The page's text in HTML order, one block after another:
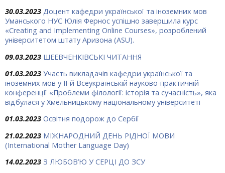
30.03.2023 Доцент кафедри української та іноземних мов
Уманського НУС Юлія Фернос успішно завершила курс
«Creating and Implementing Online Courses», розроблений
університетом штату Аризона (ASU).
09.03.2023 ШЕЕВЧЕНКІВСЬКІ ЧИТАННЯ
01.03.2023 Участь викладачів кафедри української та
іноземних мов у ІІ-й Всеукраїнській науково-практичній
конференції «Проблеми філології: історія та сучасність», яка
відбулася у Хмельницькому національному університеті
01.03.2023 Освітня подорож до Сербії
21.02.2023 МІЖНАРОДНИЙ ДЕНЬ РІДНОЇ МОВИ
(International Mother Language Day)
14.02.2023 З ЛЮБОВ’Ю У СЕРЦІ ДО ЗСУ